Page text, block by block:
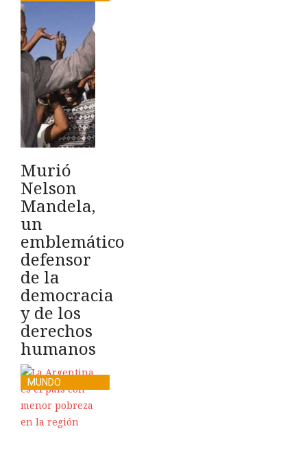
Murió
Nelson
Mandela,
un
emblemático
defensor
de la
democracia
y de los
derechos
humanos
MUNDO